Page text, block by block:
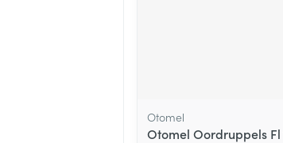
Otomel
Otomel Oordruppels Fl